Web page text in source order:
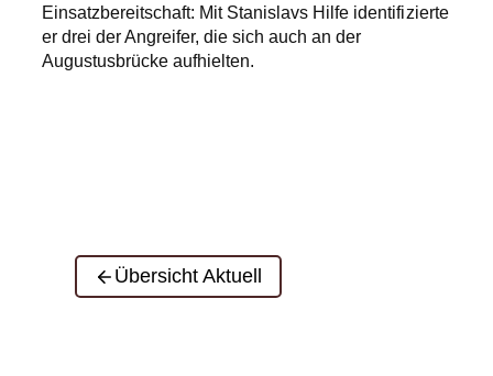
Einsatzbereitschaft: Mit Stanislavs Hilfe identifizierte
er drei der Angreifer, die sich auch an der
Augustusbrücke aufhielten.
Übersicht Aktuell